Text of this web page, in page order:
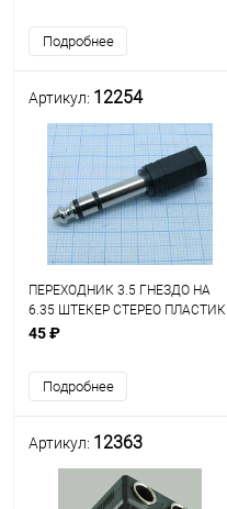
Подробнее
Артикул: 12254
ПЕРЕХОДНИК 3.5 ГНЕЗДО НА
6.35 ШТЕКЕР СТЕРЕО ПЛАСТИК
PREMIER (FD-1287-B)
45 ₽
Подробнее
Артикул: 12363